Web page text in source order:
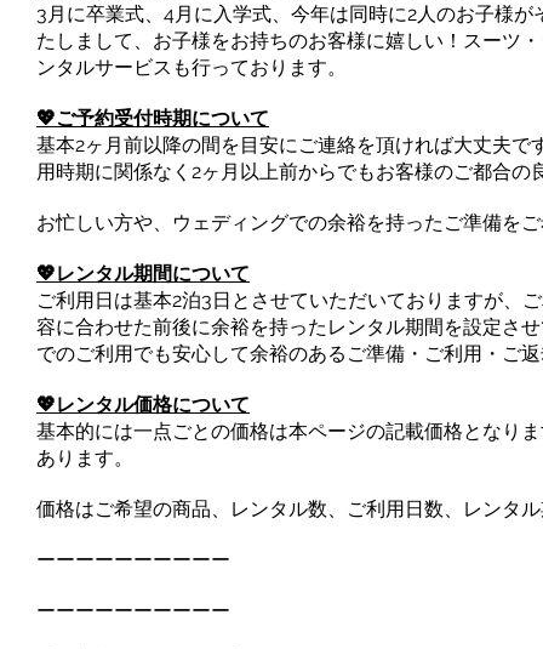
3月に卒業式、4月に入学式、今年は同時に2人のお子様
たしまして、お子様をお持ちのお客様に嬉しい！スーツ
ンタルサービスも行っております。
💖ご予約受付時期について
基本2ヶ月前以降の間を目安にご連絡を頂ければ大丈夫
用時期に関係なく2ヶ月以上前からでもお客様のご都合
お忙しい方や、ウェディングでの余裕を持ったご準備を
💖レンタル期間について
ご利用日は基本2泊3日とさせていただいておりますが、
容に合わせた前後に余裕を持ったレンタル期間を設定さ
でのご利用でも安心して余裕のあるご準備・ご利用・ご
💖レンタル価格について
基本的には一点ごとの価格は本ページの記載価格となり
あります。
価格はご希望の商品、レンタル数、ご利用日数、レンタ
ーーーーーーーーーー
ーーーーーーーーーー